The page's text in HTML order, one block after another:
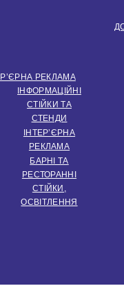
РЕКЛАМА
ІНФОРМАЦІЙНІ
СТІЙКИ ТА
СТЕНДИ
ІНТЕР’ЄРНА
РЕКЛАМА
БАРНІ ТА
РЕСТОРАННІ
СТІЙКИ,
ОСВІТЛЕННЯ